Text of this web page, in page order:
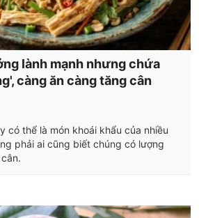
lành mạnh nhưng chứa
càng ăn càng tăng cân
có thể là món khoái khẩu của nhiều
phải ai cũng biết chúng có lượng